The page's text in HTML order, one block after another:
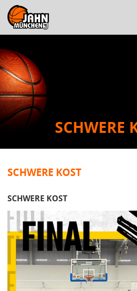
SCHWERE
SCHWERE KOST
SCHWERE KOST